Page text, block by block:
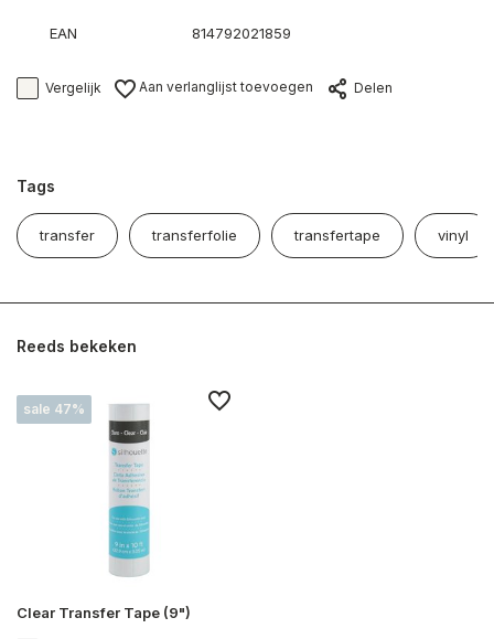
EAN 814792021859
Vergelijk Aan verlanglijst toevoegen Delen
Tags
transfer transferfolie transfertape vinyl
Reeds bekeken
sale 47%
Clear Transfer Tape (9")